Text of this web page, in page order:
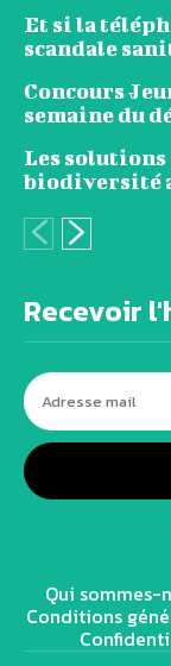
Et si la
scandale
Concours
semaine du
Les
biodiversité
Recevoir
Qui sommes-
Conditions